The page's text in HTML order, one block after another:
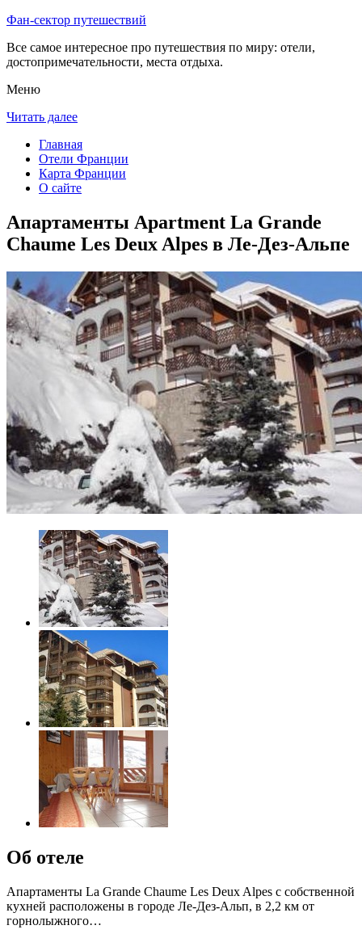
Фан-сектор путешествий
Все самое интересное про путешествия по миру: отели,
достопримечательности, места отдыха.
Меню
Читать далее
Главная
Отели Франции
Карта Франции
О сайте
Апартаменты Apartment La Grande
Chaume Les Deux Alpes в Ле-Дез-Альпе
Об отеле
Апартаменты La Grande Chaume Les Deux Alpes с собственной
кухней расположены в городе Ле-Дез-Альп, в 2,2 км от
горнолыжного…